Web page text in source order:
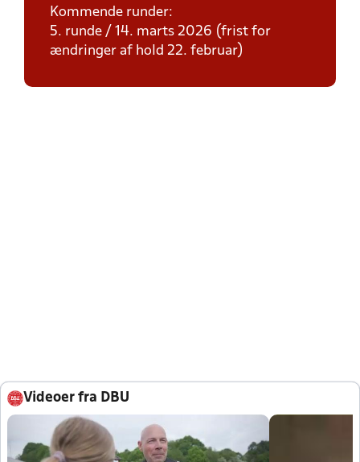
Kommende runder:
5. runde / 14. marts 2026 (frist for
ændringer af hold 22. februar)
Videoer fra DBU